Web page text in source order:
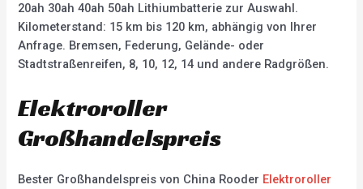
20ah 30ah 40ah 50ah Lithiumbatterie zur Auswahl.
Kilometerstand: 15 km bis 120 km, abhängig von Ihrer
Anfrage. Bremsen, Federung, Gelände- oder
Stadtstraßenreifen, 8, 10, 12, 14 und andere Radgrößen.
Elektroroller
Großhandelspreis
Bester Großhandelspreis von China Rooder Elektroroller